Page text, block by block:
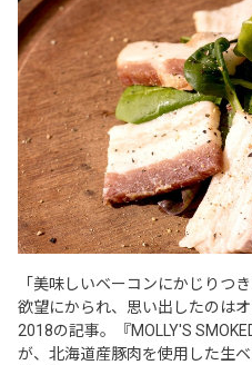
「美味しいベーコンにかじりつ
欲望にかられ、思い出したのは
2018の記事。『MOLLY'S
が、北海道産豚肉を使用した生